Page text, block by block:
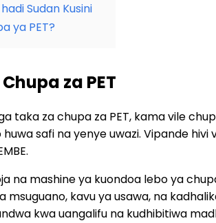
Sudan Kusini
ya PET?
za PET
taka za chupa za PET, kama vile
safi na yenye uwazi. Vipande
mashine ya kuondoa lebo ya
kavu ya usawa, na
kwa uangalifu na kudhibitiwa